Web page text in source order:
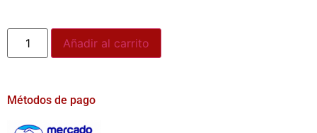
Añadir al carrito
Métodos de pago